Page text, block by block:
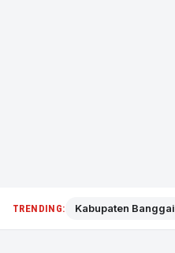
TRENDING: Kabupaten Banggai